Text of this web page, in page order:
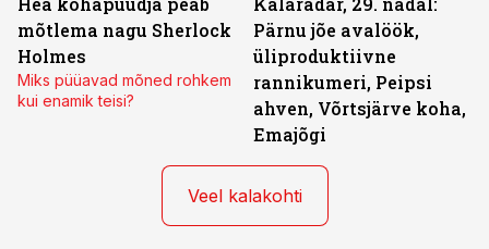
mõtlema nagu Sherlock
Holmes
Miks püüavad mõned rohkem
kui enamik teisi?
Pärnu jõe avalöök,
üliproduktiivne
rannikumeri, Peipsi
ahven, Võrtsjärve koha,
Emajõgi
Veel kalakohti